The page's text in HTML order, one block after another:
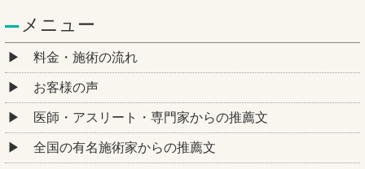
メニュー
料金・施術の流れ
お客様の声
医師・アスリート・専門家からの推薦文
全国の有名施術家からの推薦文